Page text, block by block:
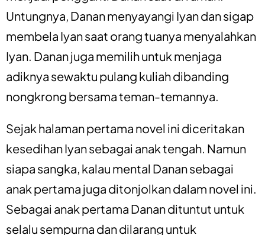
Untungnya, Danan menyayangi Iyan dan sigap
membela Iyan saat orang tuanya menyalahkan
Iyan. Danan juga memilih untuk menjaga
adiknya sewaktu pulang kuliah dibanding
nongkrong bersama teman-temannya.
Sejak halaman pertama novel ini diceritakan
kesedihan Iyan sebagai anak tengah. Namun
siapa sangka, kalau mental Danan sebagai
anak pertama juga ditonjolkan dalam novel ini.
Sebagai anak pertama Danan dituntut untuk
selalu sempurna dan dilarang untuk